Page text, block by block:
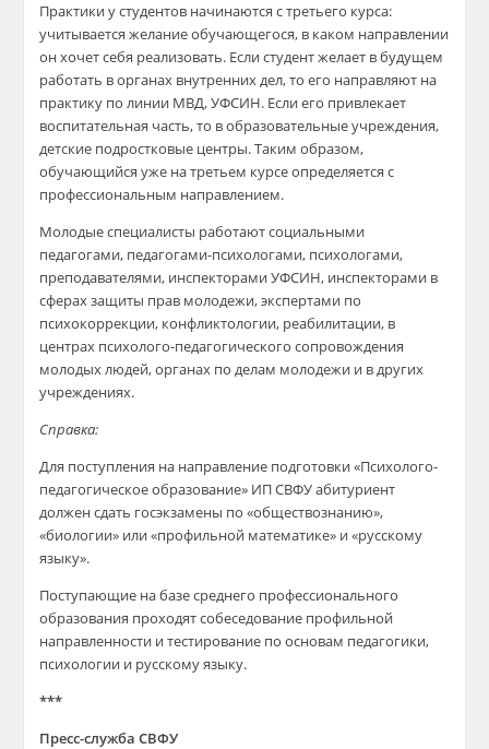
Практики у студентов начинаются с третьего курса:
учитывается желание обучающегося, в каком направлении
он хочет себя реализовать. Если студент желает в будущем
работать в органах внутренних дел, то его направляют на
практику по линии МВД, УФСИН. Если его привлекает
воспитательная часть, то в образовательные учреждения,
детские подростковые центры. Таким образом,
обучающийся уже на третьем курсе определяется с
профессиональным направлением.
Молодые специалисты работают социальными
педагогами, педагогами-психологами, психологами,
преподавателями, инспекторами УФСИН, инспекторами в
сферах защиты прав молодежи, экспертами по
психокоррекции, конфликтологии, реабилитации, в
центрах психолого-педагогического сопровождения
молодых людей, органах по делам молодежи и в других
учреждениях.
Справка:
Для поступления на направление подготовки «Психолого-
педагогическое образование» ИП СВФУ абитуриент
должен сдать госэкзамены по «обществознанию»,
«биологии» или «профильной математике» и «русскому
языку».
Поступающие на базе среднего профессионального
образования проходят собеседование профильной
направленности и тестирование по основам педагогики,
психологии и русскому языку.
***
Пресс-служба СВФУ